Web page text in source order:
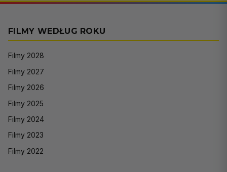
FILMY WEDŁUG ROKU
Filmy 2028
Filmy 2027
Filmy 2026
Filmy 2025
Filmy 2024
Filmy 2023
Filmy 2022